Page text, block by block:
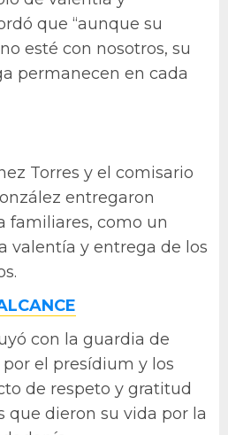
que “aunque su
esté con nosotros, su
permanecen en cada
Torres y el comisario
entregaron
familiares, como un
valentía y entrega de los
con la guardia de
el presídium y los
de respeto y gratitud
que dieron su vida por la